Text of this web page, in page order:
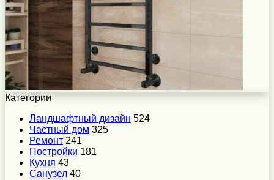
Категории
Ландшафтный дизайн 524
Частный дом 325
Ремонт 241
Постройки 181
Кухня 43
Санузел 40